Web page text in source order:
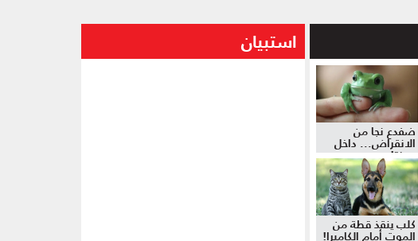
ضفدع نجا من
الانقراض... داخل
موزة!
كلب ينقذ قطة من
الموت أمام الكاميرا!
استبيان